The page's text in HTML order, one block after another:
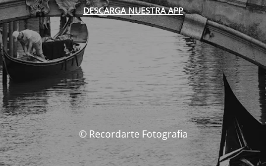
DESCARGA NUESTRA APP
© Recordarte Fotografia